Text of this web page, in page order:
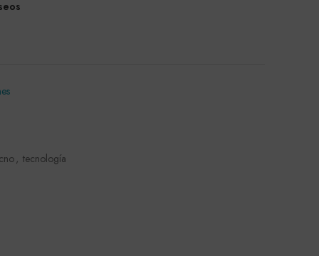
, tecnología